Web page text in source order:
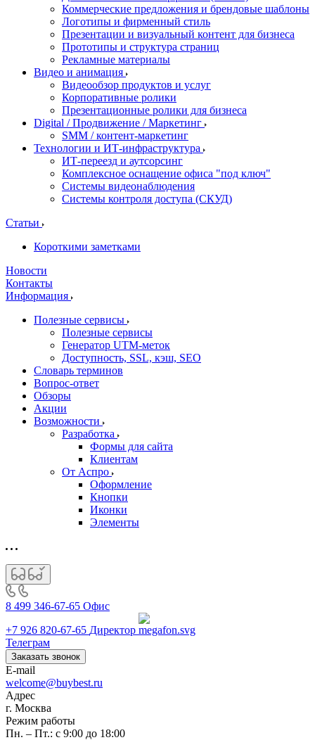
Коммерческие предложения и брендовые шаблоны
Логотипы и фирменный стиль
Презентации и визуальный контент для бизнеса
Прототипы и структура страниц
Рекламные материалы
Видео и анимация
Видеообзор продуктов и услуг
Корпоративные ролики
Презентационные ролики для бизнеса
Digital / Продвижение / Маркетинг
SMM / контент-маркетинг
Технологии и ИТ-инфраструктура
ИТ-переезд и аутсорсинг
Комплексное оснащение офиса "под ключ"
Системы видеонаблюдения
Системы контроля доступа (СКУД)
Статьи
Короткими заметками
Новости
Контакты
Информация
Полезные сервисы
Полезные сервисы
Генератор UTM‑меток
Доступность, SSL, кэш, SEO
Словарь терминов
Вопрос-ответ
Обзоры
Акции
Возможности
Разработка
Формы для сайта
Клиентам
От Аспро
Оформление
Кнопки
Иконки
Элементы
8 499 346-67-65 Офис
+7 926 820-67-65 Директор
Телеграм
Заказать звонок
E-mail
welcome@buybest.ru
Адрес
г. Москва
Режим работы
Пн. – Пт.: с 9:00 до 18:00